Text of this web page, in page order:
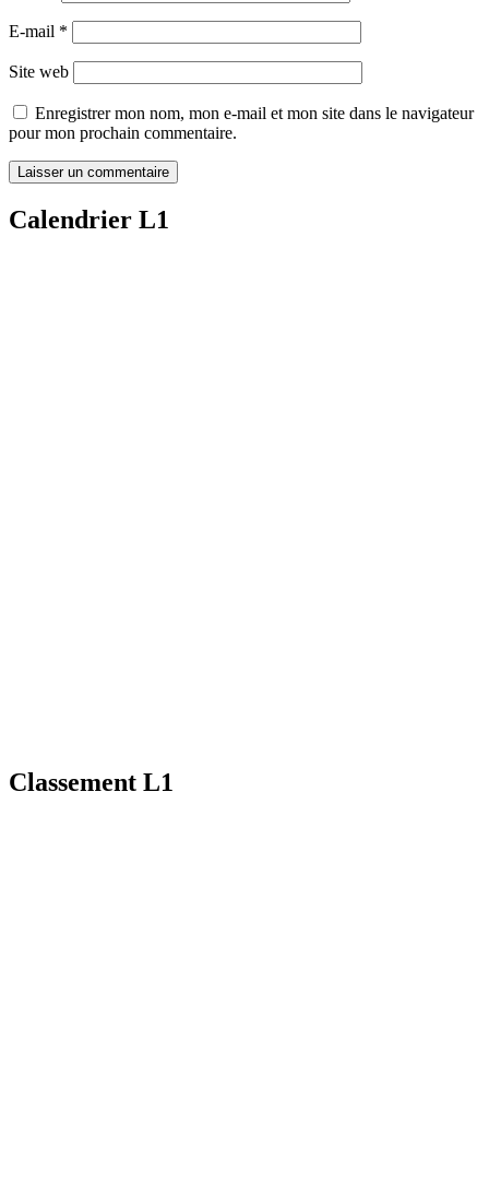
E-mail *
Site web
Enregistrer mon nom, mon e-mail et mon site dans le navigateur
pour mon prochain commentaire.
Calendrier L1
Classement L1